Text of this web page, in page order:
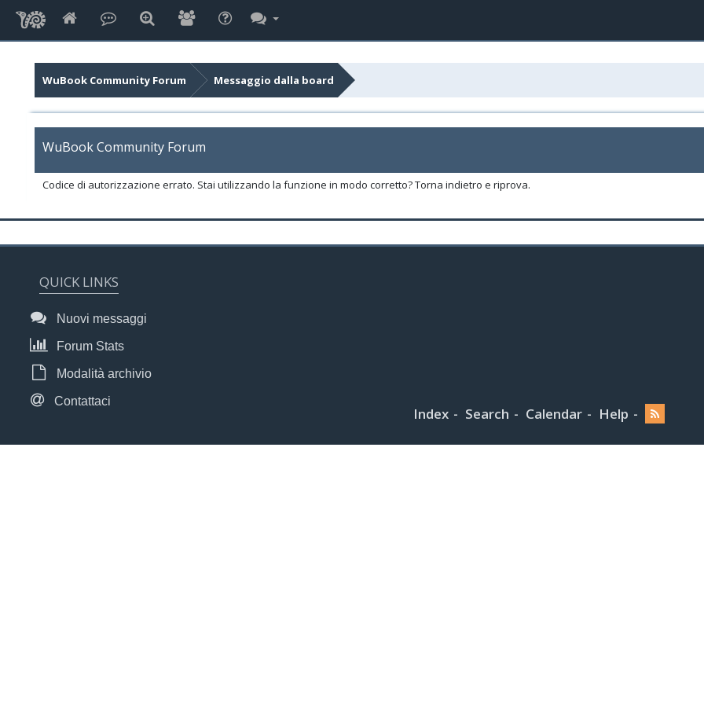
WuBook Community Forum Messaggio dalla board
WuBook Community Forum
Codice di autorizzazione errato. Stai utilizzando la funzione in modo corretto? Torna indietro e riprova.
QUICK LINKS
Nuovi messaggi
Forum Stats
Modalità archivio
Contattaci
Index Search Calendar Help